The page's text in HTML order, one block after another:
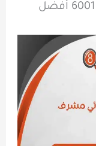
كهربائي منازل غرب مشرف 60012522 أفضل